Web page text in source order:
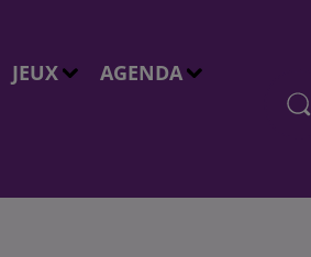
JEUX AGENDA